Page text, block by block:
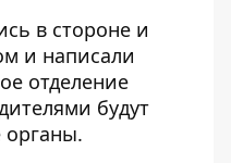
в стороне и
и написали
отделение
будут
органы.